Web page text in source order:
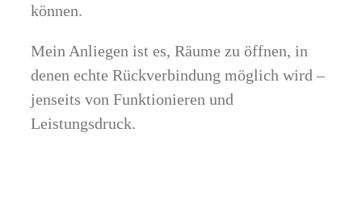
können.
Mein Anliegen ist es, Räume zu öffnen, in
denen echte Rückverbindung möglich wird –
jenseits von Funktionieren und
Leistungsdruck.